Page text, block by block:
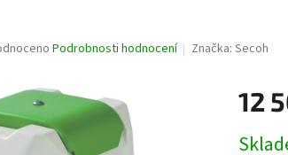
Podrobnosti hodnocení Značka:Secoh
12
cena: